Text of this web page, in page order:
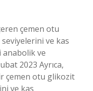
çemen otu
ve kas
anabolik ve
2023 Ayrıca,
çemen otu glikozit
ve kas